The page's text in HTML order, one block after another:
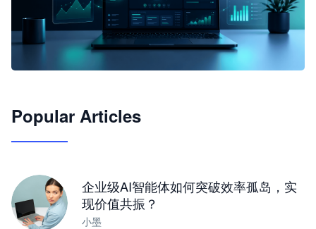
JimoClaw 桌面 AI Agent 工作台
Popular Articles
企业级AI智能体如何突破效率孤岛，实
现价值共振？
小墨